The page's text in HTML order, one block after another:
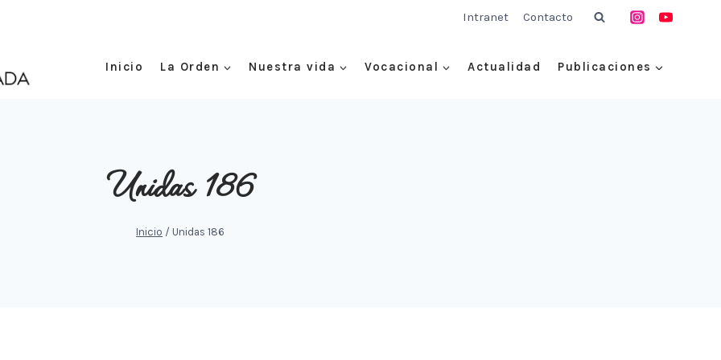
Intranet Contacto
Inicio La Orden Nuestra vida Vocacional Actualidad Publicaciones
Unidas 186
Inicio / Unidas 186